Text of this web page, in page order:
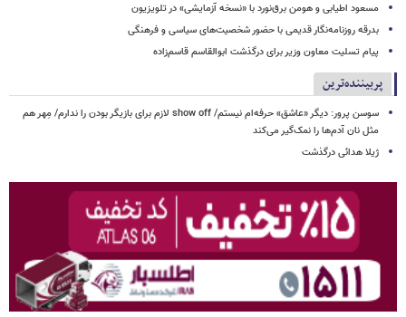
مسعود اطیابی و هومن برق‌نورد با «نسخه آزمایشی» در تلویزیون
بدرقه روزنامه‌نگار قدیمی با حضور شخصیت‌های سیاسی و فرهنگی
پیام تسلیت معاون وزیر برای درگذشت ابوالقاسم قاسم‌زاده
پربیننده‌ترین
سوسن پرور: دیگر «عاشق» حرفه‌ام نیستم/ show off لازم برای بازیگر بودن را ندارم/ مِهر هم
مثل نان آدم‌ها را نمک‌گیر می‌کند
ژیلا هدائی درگذشت